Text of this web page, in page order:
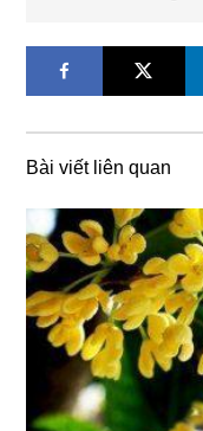
Bài viết liên quan